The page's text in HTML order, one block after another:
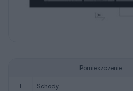
Pomieszczenie
1 schody